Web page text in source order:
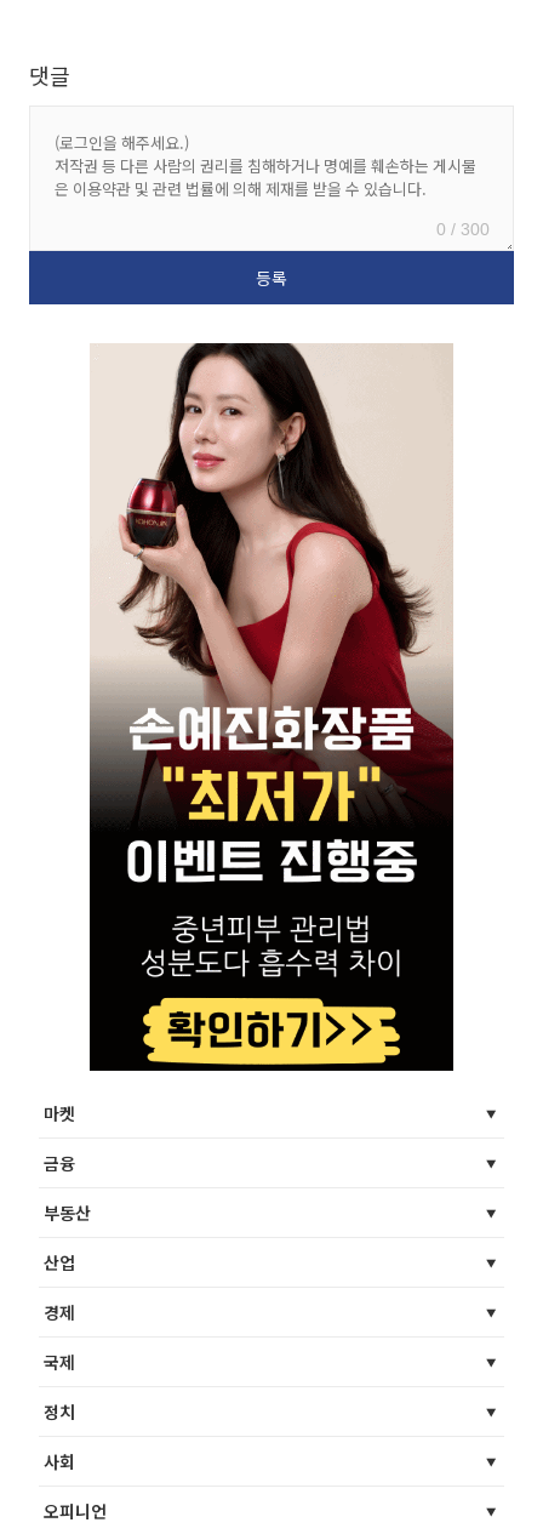
댓글
0 / 300
마켓
금융
부동산
산업
경제
국제
정치
사회
오피니언